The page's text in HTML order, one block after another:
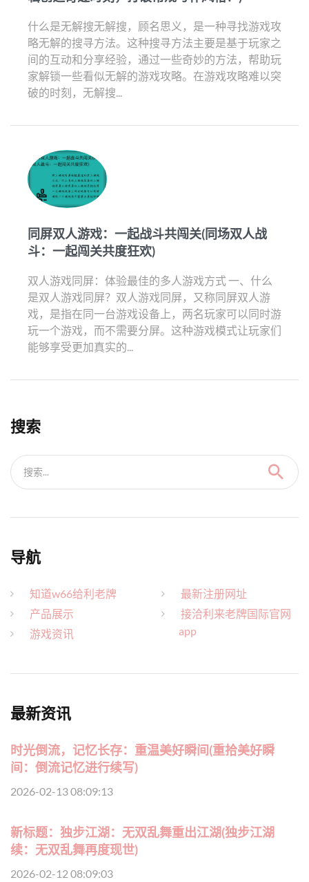
什么是无解搜无解搜，顾名思义，是一种寻找游戏攻
略无解的搜寻方法。这种搜寻方法主要是基于玩家之
间的互动和分享经验，通过一些奇妙的方法，帮助玩
家解锁一些看似无解的游戏攻略。在游戏攻略难以突
破的时刻，无解搜...
同屏双人游戏：一起战斗共闯关(同场双人战
斗：一起闯关共度狂欢)
双人游戏同屏：体验最佳的多人游戏方式 一、什么
是双人游戏同屏？双人游戏同屏，又称同屏双人游
戏，是指在同一台游戏设备上，两名玩家可以同时游
玩一个游戏，而不需要分屏。这种游戏模式让玩家们
能够享受更加真实的...
搜索
搜索...
导航
知道w66给利老牌
产品展示
游戏资讯
最新注册网址
接洽利来老牌国际官网
app
最新资讯
时光倒流，记忆长存：重温美好瞬间(重拾美好瞬
间：倒流记忆进行续写)
2026-02-13 08:09:13
新标题：独步江湖：无双乱舞重出江湖(独步江湖
续：无双乱舞再度现世)
2026-02-12 08:09:03